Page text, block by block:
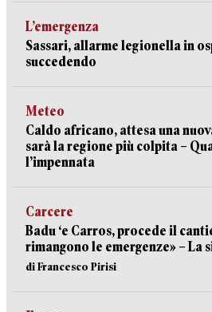
L’emergenza
Sassari, allarme legionella in
succedendo
Meteo
Caldo africano, attesa una
sarà la regione più colpita –
l’impennata
Carcere
Badu ‘e Carros, procede il
rimangono le emergenze» – La
di Francesco Pirisi